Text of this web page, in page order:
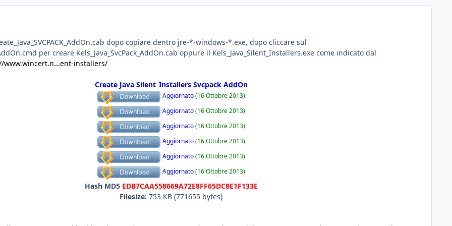
dopo copiare dentro jre-*-windows-*.exe, dopo cliccare sul
per creare Kels_Java_SvcPack_AddOn.cab oppure il Kels_Java_Silent_Installers.exe come indicato dal
www.wincert.n...ent-installers/
Create Java Silent_Installers Svcpack AddOn
Aggiornato (16 Ottobre 2013)
Aggiornato (16 Ottobre 2013)
Aggiornato (16 Ottobre 2013)
Aggiornato (16 Ottobre 2013)
Aggiornato (16 Ottobre 2013)
Aggiornato (16 Ottobre 2013)
Hash MD5 EDB7CAA558669A72E8FF65DC8E1F133E
Filesize: 753 KB (771655 bytes)